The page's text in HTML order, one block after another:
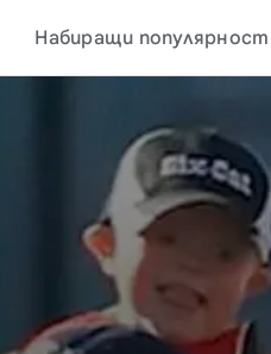
Набиращи популярност